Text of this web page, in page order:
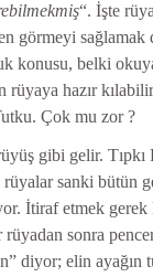
“. İşte
görmeyi
konusu, belki
rüyaya hazır
Çok mu zor ?
gibi gelir.
sanki bütün
İtiraf etmek
sonra
diyor; elin ayağın